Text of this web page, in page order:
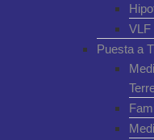
VLF
Puesta a